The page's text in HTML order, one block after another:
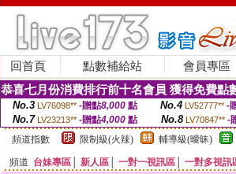
回首頁 點數補給站 會員專區
恭喜七月份消費排行前十名會員 獲得免費點
No.3 LV76098** -贈點8,000點 No.4 LV52777** -
No.7 LV23213** -贈點4,000 點 No.8 LV70847** -
頻道指數
限制級(火辣) 輔導級(曖昧)
頻道 台妹專區 新人區 一對一視訊區 一對多視訊